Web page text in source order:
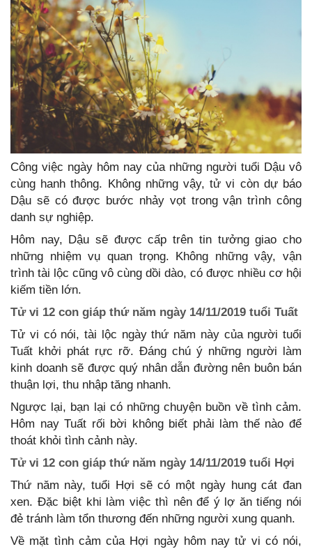
Công việc ngày hôm nay của những người tuổi Dậu vô
cùng hanh thông. Không những vậy, tử vi còn dự báo
Dậu sẽ có được bước nhảy vọt trong vận trình công
danh sự nghiệp.
Hôm nay, Dậu sẽ được cấp trên tin tưởng giao cho
những nhiệm vụ quan trọng. Không những vậy, vận
trình tài lộc cũng vô cùng dồi dào, có được nhiều cơ hội
kiếm tiền lớn.
Tử vi 12 con giáp thứ năm ngày 14/11/2019 tuổi Tuất
Tử vi có nói, tài lộc ngày thứ năm này của người tuổi
Tuất khởi phát rực rỡ. Đáng chú ý những người làm
kinh doanh sẽ được quý nhân dẫn đường nên buôn bán
thuận lợi, thu nhập tăng nhanh.
Ngược lại, bạn lại có những chuyện buồn về tình cảm.
Hôm nay Tuất rối bời không biết phải làm thế nào để
thoát khỏi tình cảnh này.
Tử vi 12 con giáp thứ năm ngày 14/11/2019 tuổi Hợi
Thứ năm này, tuổi Hợi sẽ có một ngày hung cát đan
xen. Đặc biệt khi làm việc thì nên để ý lợ ăn tiếng nói
đẻ tránh làm tổn thương đến những người xung quanh.
Về mặt tình cảm của Hợi ngày hôm nay tử vi có nói,